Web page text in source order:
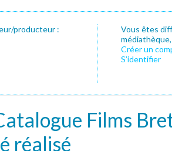
producteur :
Vous êtes
Créer un
S’identifier
Films
réalisé